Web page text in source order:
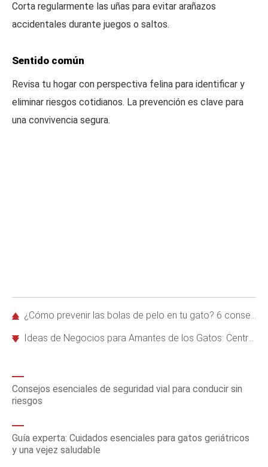
Corta regularmente las uñas para evitar arañazos
accidentales durante juegos o saltos.
Sentido común
Revisa tu hogar con perspectiva felina para identificar y
eliminar riesgos cotidianos. La prevención es clave para
una convivencia segura.
¿Cómo prevenir las bolas de pelo en tu gato? 6 consejos veterinarios efectivos
Ideas de Negocios para Amantes de los Gatos: Centro de Alojamiento Felino
Consejos esenciales de seguridad vial para conducir sin
riesgos
Guía experta: Cuidados esenciales para gatos geriátricos
y una vejez saludable